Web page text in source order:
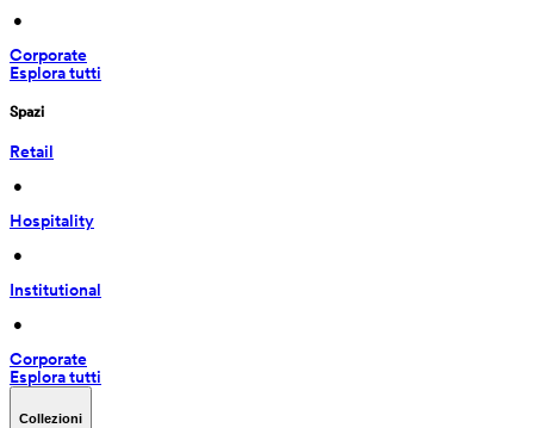
•
Corporate
Esplora tutti
Spazi
Retail
•
Hospitality
•
Institutional
•
Corporate
Esplora tutti
Collezioni